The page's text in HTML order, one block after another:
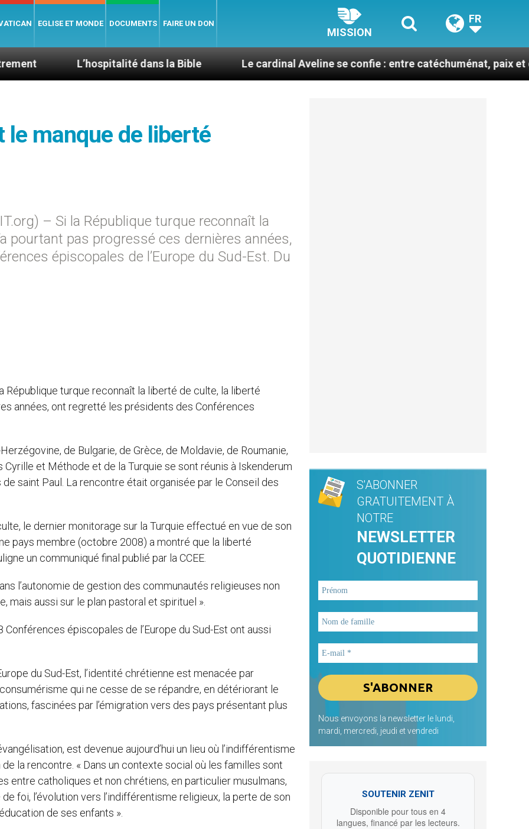
EGLISE ET MONDE DOCUMENTS FAIRE UN DON
MISSION
FR
L’hospitalité dans la Bible Le cardinal Aveline se confie : entre catéchuménat, paix et défis
le manque de liberté
– Si la République turque reconnaît la
pourtant pas progressé ces dernières années,
épiscopales de l’Europe du Sud-Est. Du
République turque reconnaît la liberté de culte, la liberté
années, ont regretté les présidents des Conférences
de Bulgarie, de Grèce, de Moldavie, de Roumanie,
et Méthode et de la Turquie se sont réunis à Iskenderum
saint Paul. La rencontre était organisée par le Conseil des
le dernier monitorage sur la Turquie effectué en vue de son
pays membre (octobre 2008) a montré que la liberté
un communiqué final publié par la CCEE.
l’autonomie de gestion des communautés religieuses non
mais aussi sur le plan pastoral et spirituel ».
épiscopales de l’Europe du Sud-Est ont aussi
du Sud-Est, l’identité chrétienne est menacée par
qui ne cesse de se répandre, en détériorant le
fascinées par l’émigration vers des pays présentant plus
est devenue aujourd’hui un lieu où l’indifférentisme
la rencontre. « Dans un contexte social où les familles sont
entre catholiques et non chrétiens, en particulier musulmans,
foi, l’évolution vers l’indifférentisme religieux, la perte de son
de ses enfants ».
S'ABONNER
GRATUITEMENT À
NOTRE
NEWSLETTER
QUOTIDIENNE
Nous envoyons la newsletter le lundi,
mardi, mercredi, jeudi et vendredi
SOUTENIR ZENIT
Disponible pour tous en 4
langues, financé par les lecteurs.